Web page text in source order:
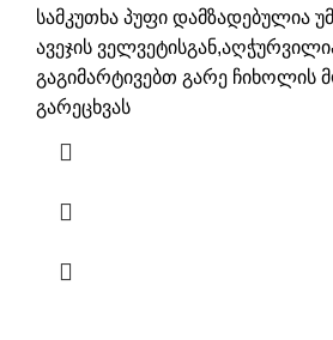
სამკუთხა პუფი დამზადებულია
ავეჯის
გაგიმარტივებთ გარე ჩიხოლის
გარეცხვას